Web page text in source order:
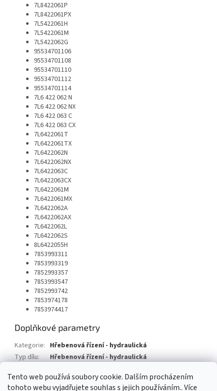
Tento web používá soubory cookie. Dalším procházením
tohoto webu vyjadřujete souhlas s jejich používáním.. Více
7L8422061P
7L8422061PX
7L5422061H
7L5422061M
7L5422062G
95534701106
95534701108
95534701110
95534701112
95534701114
7L6 422 062 N
7L6 422 062 NX
7L6 422 063 C
7L6 422 063 CX
7L6422061T
7L6422061TX
7L6422062N
7L6422062NX
7L6422063C
7L6422063CX
7L6422061M
7L6422061MX
7L6422062A
7L6422062AX
7L6422062L
7L6422062S
8L6422055H
7853993311
7853993319
7852993357
7853993547
7852993742
7853974178
7853974417
Doplňkové parametry
Kategorie: Hřebenová řízení - hydraulická
Typ dílu:
Hřebenová řízení - hydraulická